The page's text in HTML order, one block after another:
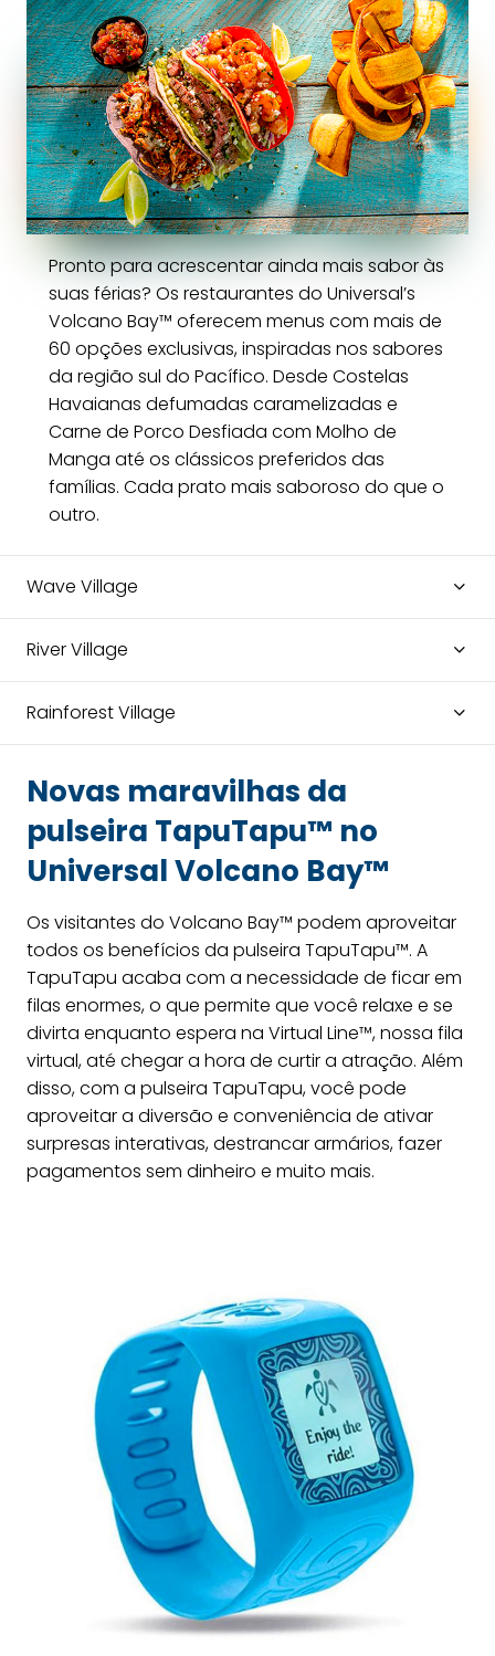
Pronto para acrescentar ainda mais sabor às
suas férias? Os restaurantes do Universal’s
Volcano Bay™ oferecem menus com mais de
60 opções exclusivas, inspiradas nos sabores
da região sul do Pacífico. Desde Costelas
Havaianas defumadas caramelizadas e
Carne de Porco Desfiada com Molho de
Manga até os clássicos preferidos das
famílias. Cada prato mais saboroso do que o
outro.
Wave Village
River Village
Rainforest Village
Novas maravilhas da
pulseira TapuTapu™ no
Universal Volcano Bay™
Os visitantes do Volcano Bay™ podem aproveitar
todos os benefícios da pulseira TapuTapu™. A
TapuTapu acaba com a necessidade de ficar em
filas enormes, o que permite que você relaxe e se
divirta enquanto espera na Virtual Line™, nossa fila
virtual, até chegar a hora de curtir a atração. Além
disso, com a pulseira TapuTapu, você pode
aproveitar a diversão e conveniência de ativar
surpresas interativas, destrancar armários, fazer
pagamentos sem dinheiro e muito mais.